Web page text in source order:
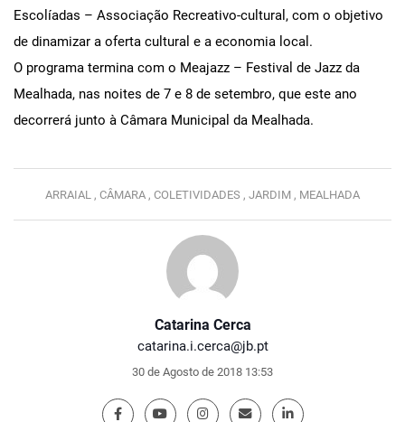
Catarina Cerca
catarina.i.cerca@jb.pt
30 de Agosto de 2018 13:53
Escolíadas – Associação Recreativo-cultural, com o objetivo
de dinamizar a oferta cultural e a economia local.
O programa termina com o Meajazz – Festival de Jazz da
Mealhada, nas noites de 7 e 8 de setembro, que este ano
decorrerá junto à Câmara Municipal da Mealhada.
ARRAIAL , CÂMARA , COLETIVIDADES , JARDIM , MEALHADA